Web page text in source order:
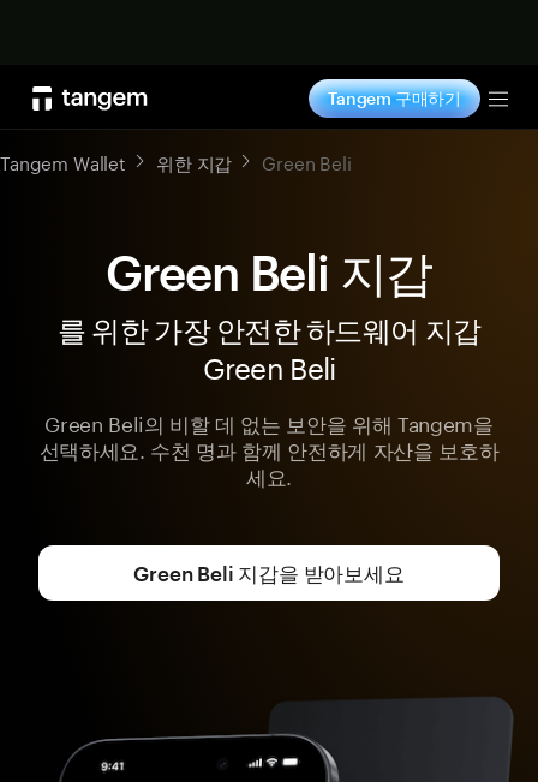
Tangem 구매하기
Tangem Wallet 위한 지갑 Green Beli
Green Beli 지갑
를 위한 가장 안전한 하드웨어 지갑
Green Beli
Green Beli의 비할 데 없는 보안을 위해 Tangem을
선택하세요. 수천 명과 함께 안전하게 자산을 보호하
세요.
Green Beli 지갑을 받아보세요